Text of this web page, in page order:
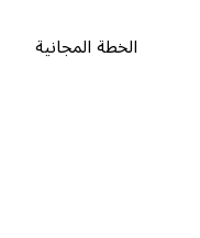
الخطة المجانية